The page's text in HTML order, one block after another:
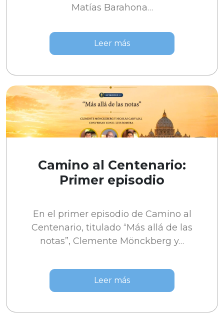
Matías Barahona…
Leer más
Camino al Centenario:
Primer episodio
En el primer episodio de Camino al
Centenario, titulado “Más allá de las
notas”, Clemente Mönckberg y…
Leer más